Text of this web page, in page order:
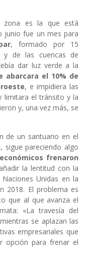
zona es la que está
junio fue un mes para
, formado por 15
y de las cuencas de
dar luz verde a la
abarcara el 10% de
, e impidiera las
limitara el tránsito y la
y, una vez más, se
de un santuario en el
sigue pareciendo algo
frenaron
la lentitud con la
Unidas en la
2018. El problema es
que al que avanza el
«La travesía del
se aplazan las
empresariales que
opción para frenar el